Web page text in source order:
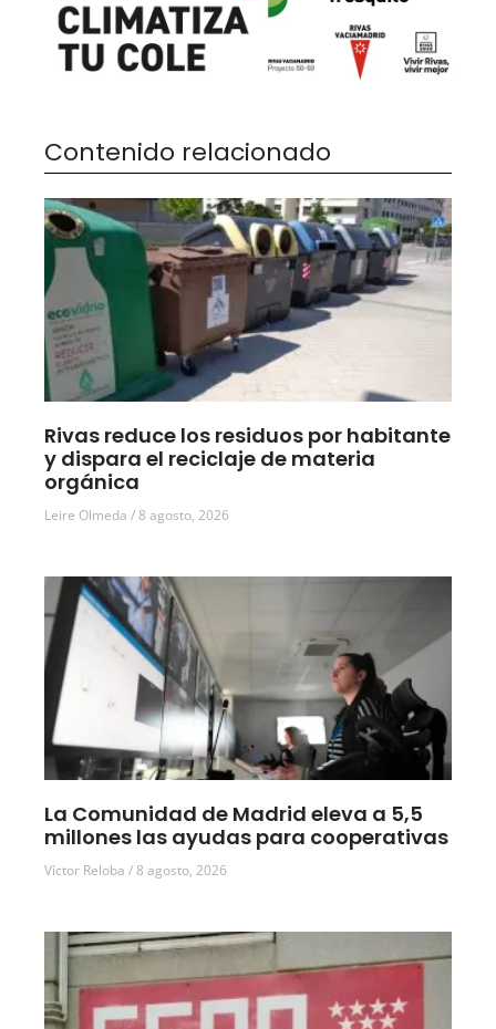
Contenido relacionado
Rivas reduce los residuos por habitante
y dispara el reciclaje de materia
orgánica
Leire Olmeda 8 agosto, 2026
La Comunidad de Madrid eleva a 5,5
millones las ayudas para cooperativas
Víctor Reloba 8 agosto, 2026